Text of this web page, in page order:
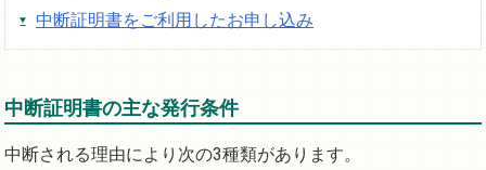
中断証明書をご利用したお申し込み
中断証明書の主な発行条件
中断される理由により次の3種類があります。